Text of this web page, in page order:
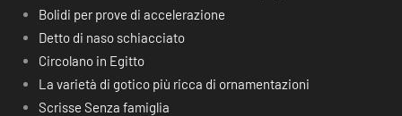
Bolidi per prove di accelerazione
Detto di naso schiacciato
Circolano in Egitto
La varietà di gotico più ricca di ornamentazioni
Scrisse Senza famiglia